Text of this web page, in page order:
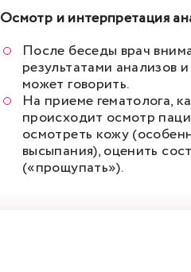
Осмотр и интерпретация
После беседы врач
результатами анализов
может говорить.
На приеме гематолога,
происходит осмотр
осмотреть кожу
высыпания), оценить
(«прощупать»).